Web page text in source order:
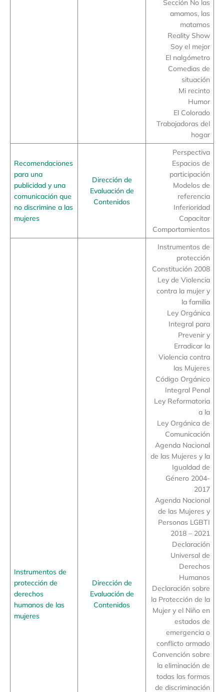
Sección No las
amamos, las
matamos
Reality Show
Soy el mejor
El nalgómetro
Comedias de
situación
Mi recinto
Humor
El Colorado
Trabajadoras del
hogar
Recomendaciones
para una
publicidad y una
comunicación que
no discrimine a las
mujeres
Dirección de
Evaluación de
Contenidos
Perspectiva
Espacios de
participación
Modelos de
referencia
Inferioridad
Capacitar
Comportamientos
Instrumentos de
protección de
derechos
humanos de las
mujeres
Dirección de
Evaluación de
Contenidos
Instrumentos de
protección
Constitución 2008
Ley de Violencia
contra la mujer y
la familia
Ley Orgánica
Integral para
Prevenir y
Erradicar la
Violencia contra
las Mujeres
Código Orgánico
Integral Penal
Ley Reformatoria
a la
Ley Orgánica de
Comunicación
Agenda Nacional
de las Mujeres y la
Igualdad de
Género 2004-
2017
Agenda Nacional
de las Mujeres y
Personas LGBTI
2018 – 2021
Declaración
Universal de
Derechos
Humanos
Declaración sobre
la Protección de la
Mujer y el Niño en
estados de
emergencia o
conflicto armado
Convención sobre
la eliminación de
todas las formas
de discriminación